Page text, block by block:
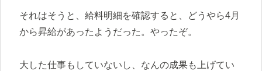
それはそうと、給料明細を確認すると、どうやら4月
から昇給があったようだった。やったぞ。
大した仕事もしていないし、なんの成果も上げてい